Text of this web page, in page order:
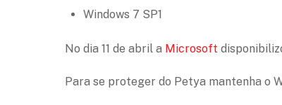
Windows 7 SP1
No dia 11 de abril a Microsoft
Para se proteger do Petya mantenha o